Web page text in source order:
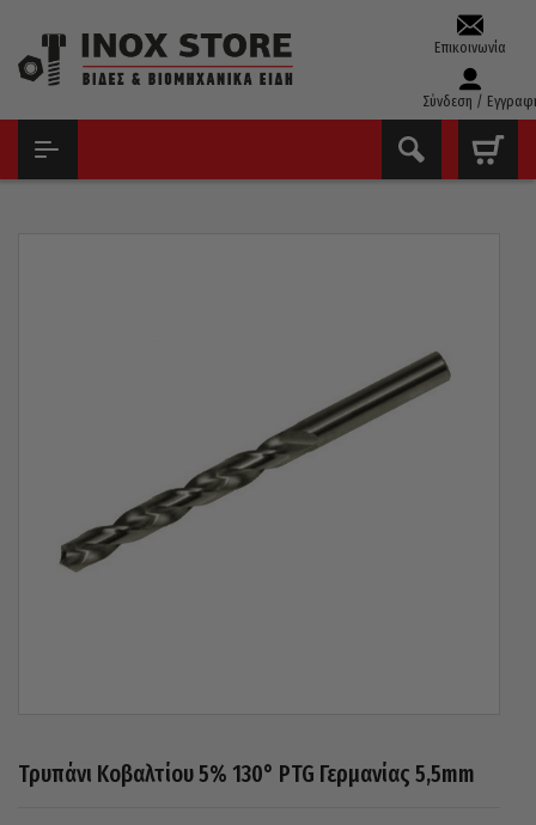
Επικοινωνία
Σύνδεση /
Τρυπάνι Κοβαλτίου 5% 130° PTG Γερμανίας 5,5mm